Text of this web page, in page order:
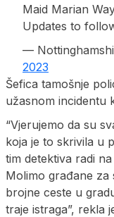
Maid Marian
Updates to
—
2023
Šefica tamošnje
užasnom incidentu
“Vjerujemo da su
koja je to skrivila u
tim detektiva radi
Molimo građane za
brojne ceste u
traje istraga”, rekla